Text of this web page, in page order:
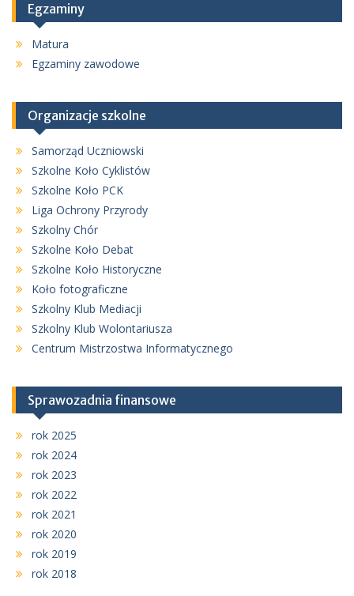
Egzaminy
Matura
Egzaminy zawodowe
Organizacje szkolne
Samorząd Uczniowski
Szkolne Koło Cyklistów
Szkolne Koło PCK
Liga Ochrony Przyrody
Szkolny Chór
Szkolne Koło Debat
Szkolne Koło Historyczne
Koło fotograficzne
Szkolny Klub Mediacji
Szkolny Klub Wolontariusza
Centrum Mistrzostwa Informatycznego
Sprawozadnia finansowe
rok 2025
rok 2024
rok 2023
rok 2022
rok 2021
rok 2020
rok 2019
rok 2018